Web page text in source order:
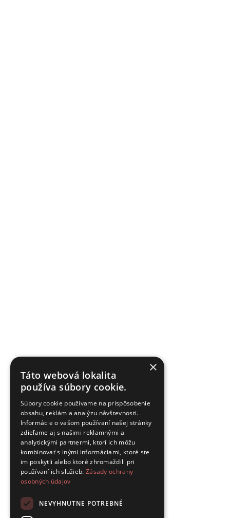
×
Táto webová lokalita
používa súbory cookie.
Súbory cookie používame na prispôsobenie
obsahu, reklám a analýzu návštevnosti.
Informácie o vašom používaní našej stránky
zdieľame aj s našimi reklamnými a
analytickými partnermi, ktorí ich môžu
kombinovať s inými informáciami, ktoré ste
im poskytli alebo ktoré zhromaždili pri
používaní ich služieb. Zásady ochrany
osobných údajov
NEVYHNUTNE POTREBNÉ